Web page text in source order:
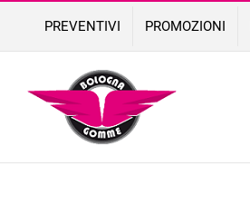
content
PREVENTIVI PROMOZIONI